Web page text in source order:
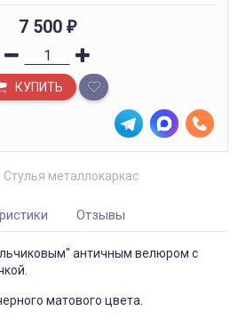
7 500 ₽
КУПИТЬ
Стулья металлокаркас
Отзывы
античным велюром с
матового цвета.